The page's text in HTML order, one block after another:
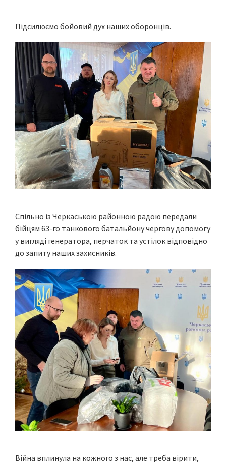
Підсилюємо бойовий дух наших оборонців.
Спільно із Черкаською районною радою передали
бійцям 63-го танкового батальйону чергову допомогу
у вигляді генератора, перчаток та устілок відповідно
до запиту наших захисників.
Війна вплинула на кожного з нас, але треба вірити,